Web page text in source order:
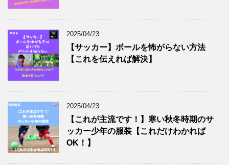
2025/04/23
【サッカー】ボールを怖がらない方法
【これを伝えれば解決】
2025/04/23
【これが主流です！】寒い秋冬時期のサ
ッカー少年の服装【これだけわかれば
OK！】